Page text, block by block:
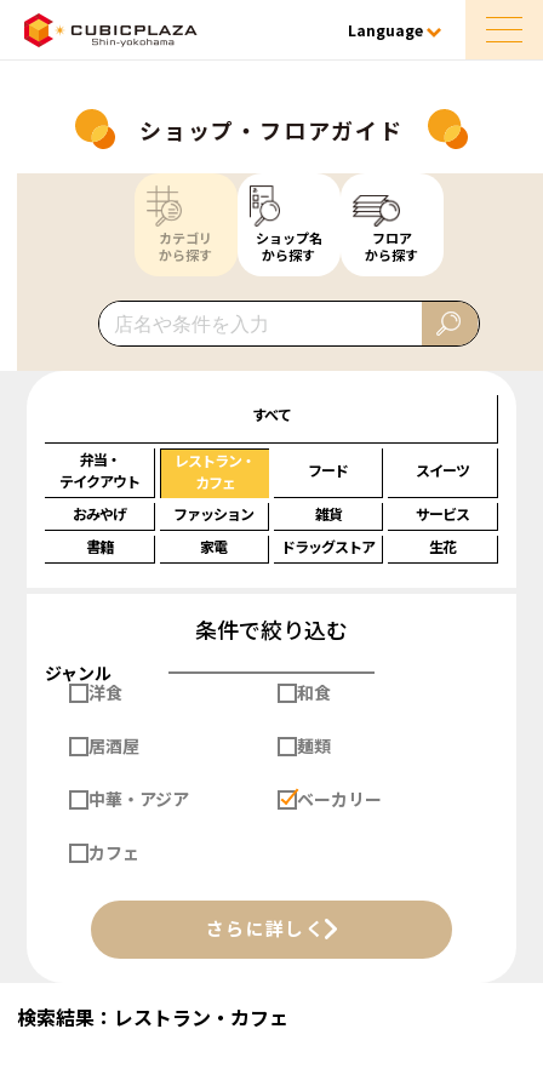
Language
ショップ・フロアガイド
カテゴリ
から探す
ショップ名
から探す
フロア
から探す
すべて
弁当・
テイクアウト
レストラン・
カフェ
フード スイーツ
おみやげ ファッション 雑貨
サービス
書籍
家電 ドラッグストア 生花
条件で絞り込む
ジャンル
洋食
和食
居酒屋 麺類
中華・アジア ベーカリー
カフェ
さらに詳しく
検索結果：レストラン・カフェ